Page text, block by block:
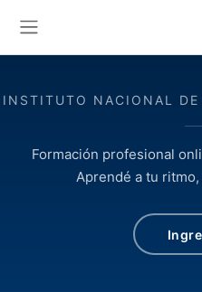
INSTITUTO NACIONAL DE
Formación profesional
Aprendé a tu